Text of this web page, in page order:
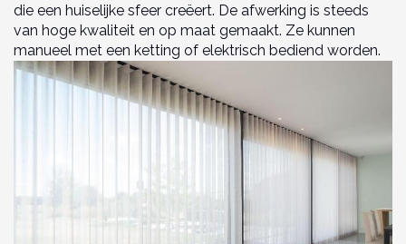
die een huiselijke sfeer creëert. De afwerking is steeds
van hoge kwaliteit en op maat gemaakt. Ze kunnen
manueel met een ketting of elektrisch bediend worden.